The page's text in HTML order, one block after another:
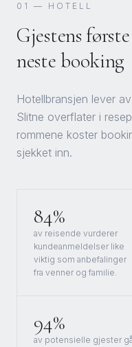
01 — HOTELL
Gjestens
neste booking
Hotellbransjen lever
Slitne overflater i
rommene koster
sjekket inn.
84%
av reisende vurderer
kundeanmeldelser like
viktig som anbefalinger
fra venner og familie.
94%
av potensielle gjester